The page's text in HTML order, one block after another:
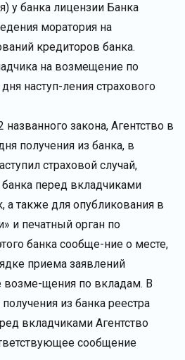
у банка лицензии Банка
моратория на
кредиторов банка.
на возмещение по
наступ-ления страхового
названного закона, Агентство в
получения из банка, в
страховой случай,
банка перед вкладчиками
а также для опубликования в
и печатный орган по
банка сообще-ние о месте,
приема заявлений
возме-щения по вкладам. В
из банка реестра
вкладчиками Агентство
сообщение